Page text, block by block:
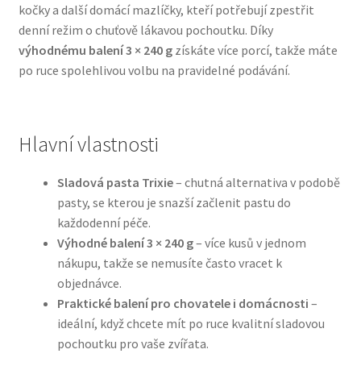
Bozita pro psy — Švédské krmivo s nordickou kvalitou
Brit pro psy
Natural Trainer pro psy — Italské krmivo s
Happy Dog — Německá kvalita a přirozené složení
Hill’s pro psy
Hračky pro psy
Konzervy a kapsičky pro psy
kočky a další domácí mazlíčky, kteří potřebují zpestřit
denní režim o chuťově lákavou pochoutku. Díky
výhodnému balení 3 × 240 gzískáte více porcí, takže máte
po ruce spolehlivou volbu na pravidelné podávání.
Hlavní vlastnosti
Sladová pasta Trixie– chutná alternativa v podobě
pasty, se kterou je snazší začlenit pastu do
každodenní péče.
Výhodné balení 3 × 240 g– více kusů v jednom
nákupu, takže se nemusíte často vracet k
objednávce.
Praktické balení pro chovatele i domácnosti –
ideální, když chcete mít po ruce kvalitní sladovou
pochoutku pro vaše zvířata.